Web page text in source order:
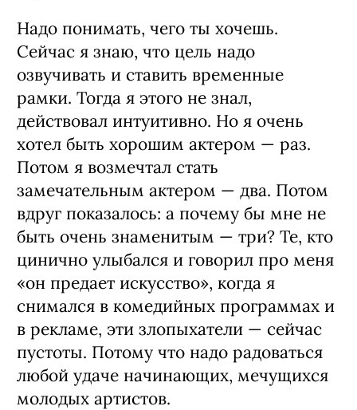
Надо понимать, чего ты хочешь.
Сейчас я знаю, что цель надо
озвучивать и ста­вить временные
рамки. Тогда я этого не знал,
действовал интуитивно. Но я очень
хотел быть хорошим актером — раз.
По­том я возмечтал стать
замечательным ак­тером — два. Потом
вдруг показалось: а почему бы мне не
быть очень знаме­нитым — три? Те, кто
цинично улыбал­ся и говорил про меня
«он предает ис­кусство», когда я
снимался в комедийных программах и
в рекламе, эти злопыхате­ли — сейчас
пустоты. Потому что надо радоваться
любой удаче начинающих, ме­чущихся
молодых артистов.